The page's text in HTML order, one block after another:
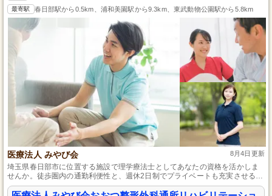
最寄駅 春日部駅から0.5km、浦和美園駅から9.3km、東武動物公園駅から5.8km
医療法人 みやび会 8月4日更新
埼玉県春日部市に位置する施設で理学療法士としてあなたの資格を活かしま
せんか。徒歩圏内の通勤利便性と、週休2日制でプライベートも充実させるこ
とができます。リハビリ業務全般に携わりながら、勉強会でスキルアップも
目指せる環境です。